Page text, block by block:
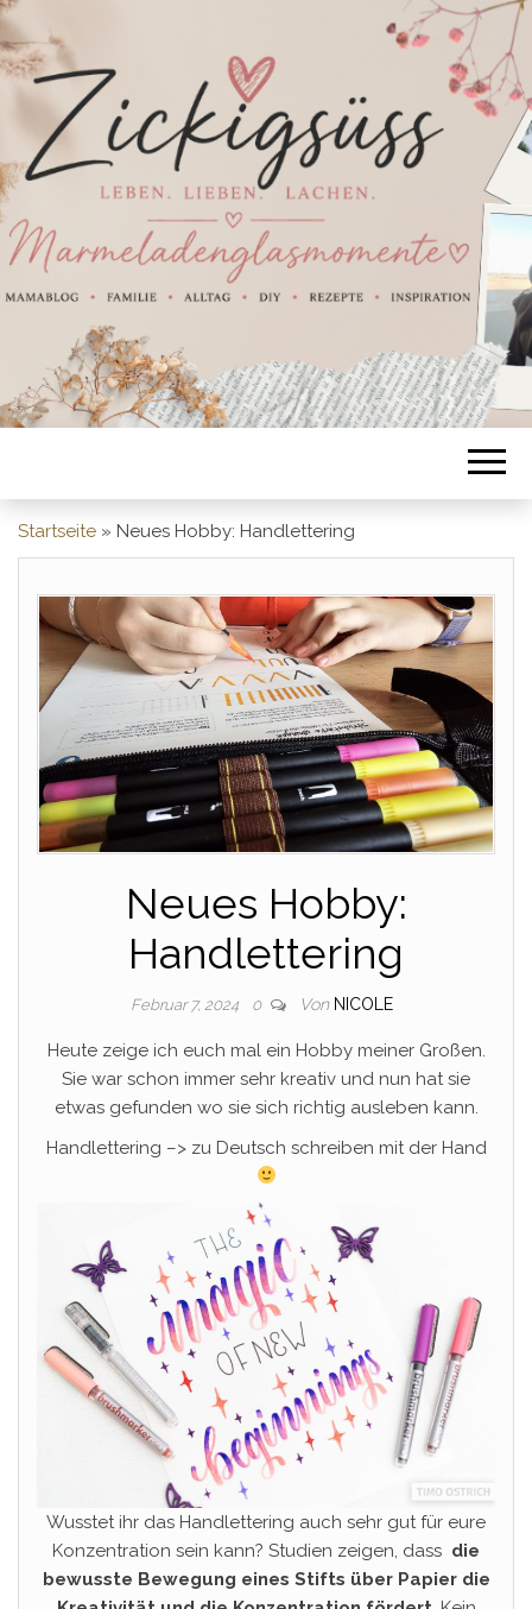
Startseite » Neues Hobby: Handlettering
Neues Hobby:
Handlettering
Februar 7, 2024 0 Von NICOLE
Heute zeige ich euch mal ein Hobby meiner Großen.
Sie war schon immer sehr kreativ und nun hat sie
etwas gefunden wo sie sich richtig ausleben kann.
Handlettering –> zu Deutsch schreiben mit der Hand
Wusstet ihr das Handlettering auch sehr gut für eure
Konzentration sein kann? Studien zeigen, dass die
bewusste Bewegung eines Stifts über Papier die